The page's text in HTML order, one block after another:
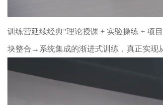
训练营延续经典"理论授课 + 实验操练 + 项
块整合→系统集成的渐进式训练，真正实现